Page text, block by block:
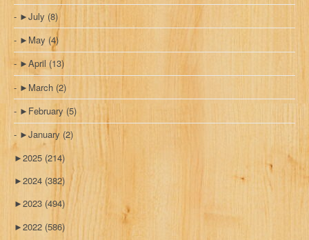
►July (8)
► May (4)
►April (13)
► March (2)
► February (5)
►January (2)
►2025 (214)
►2024 (382)
►2023 (494)
►2022 (586)